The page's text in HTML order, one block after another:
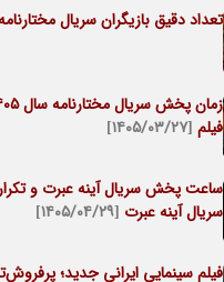
تعداد دقیق بازیگران سریال
فیلم [۱۴۰۵/۰۳/۲۷]
ساعت پخش سریال آینه عبرت و
سریال آینه عبرت [۱۴۰۵/۰۴/۲۹]